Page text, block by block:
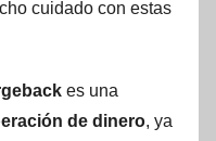
cuidado con estas
es una
de dinero, ya